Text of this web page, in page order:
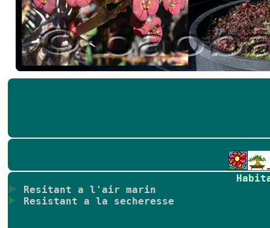
Resitant a l'air marin
Resistant a la secheresse